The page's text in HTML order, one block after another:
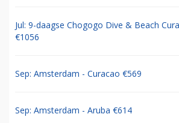
Jul: 9-daagse Chogogo Dive & Beach
€1056
Sep: Amsterdam - Curacao €569
Sep: Amsterdam - Aruba €614